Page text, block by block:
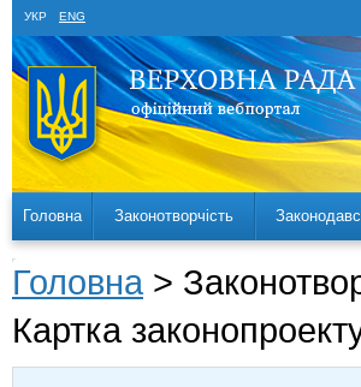
УКР ENG
Головна Законотворчість
Головна >
Картка